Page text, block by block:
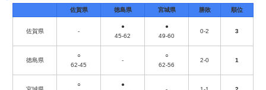
佐賀県 徳島県 宮城県 勝敗 順位
佐賀県 -
●
45-62
●
49-60
0-2 3
徳島県
○
62-45
-
○
62-56
2-0 1
○
●